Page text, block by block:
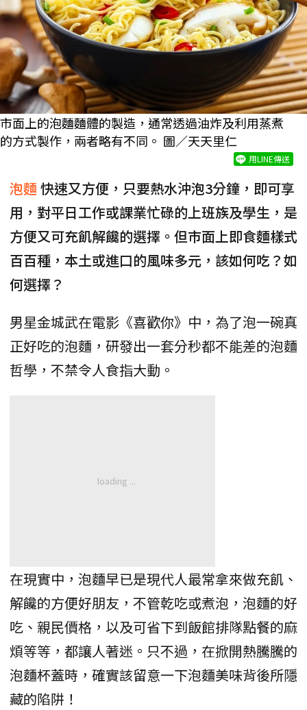
市面上的泡麵麵體的製造，通常透過油炸及利用蒸煮
的方式製作，兩者略有不同。 圖／天天里仁
用LINE傳送
泡麵 快速又方便，只要熱水沖泡3分鐘，即可享
用，對平日工作或課業忙碌的上班族及學生，是
方便又可充飢解饞的選擇。但市面上即食麵樣式
百百種，本土或進口的風味多元，該如何吃？如
何選擇？
男星金城武在電影《喜歡你》中，為了泡一碗真
正好吃的泡麵，研發出一套分秒都不能差的泡麵
哲學，不禁令人食指大動。
在現實中，泡麵早已是現代人最常拿來做充飢、
解饞的方便好朋友，不管乾吃或煮泡，泡麵的好
吃、親民價格，以及可省下到飯館排隊點餐的麻
煩等等，都讓人著迷。只不過，在掀開熱騰騰的
泡麵杯蓋時，確實該留意一下泡麵美味背後所隱
藏的陷阱！